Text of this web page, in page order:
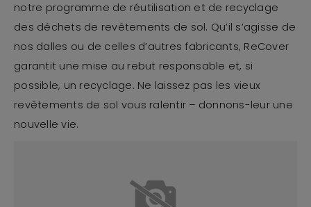
notre programme de réutilisation et de recyclage
des déchets de revêtements de sol. Qu’il s’agisse de
nos dalles ou de celles d’autres fabricants, ReCover
garantit une mise au rebut responsable et, si
possible, un recyclage. Ne laissez pas les vieux
revêtements de sol vous ralentir – donnons-leur une
nouvelle vie.